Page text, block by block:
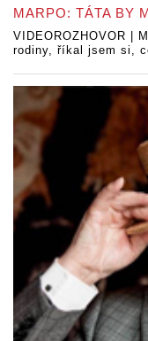
MARPO: TÁTA BY
VIDEOROZHOVOR |
rodiny, říkal jsem si,